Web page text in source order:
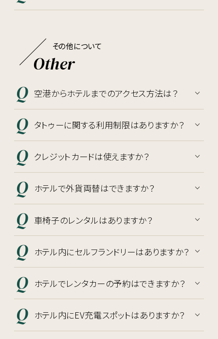
その他について
Other
空港からホテルまでのアクセス方法は？
タトゥーに関する利用制限はありますか？
クレジットカードは使えますか？
ホテルで外貨両替はできますか？
車椅子のレンタルはありますか？
ホテル内にセルフランドリーはありますか？
ホテルでレンタカーの予約はできますか？
ホテル内にEV充電スポットはありますか？